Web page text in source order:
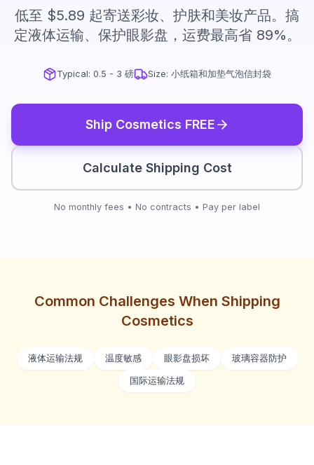
低至 $5.89 起寄送彩妆、护肤和美妆产品。搞
定液体运输、保护眼影盘，运费最高省 89%。
Typical: 0.5 - 3 磅 Size: 小纸箱和加垫气泡信封袋
Ship Cosmetics FREE
Calculate Shipping Cost
No monthly fees • No contracts • Pay per label
Common Challenges When Shipping
Cosmetics
液体运输法规 温度敏感 眼影盘损坏 玻璃容器防护
国际运输法规